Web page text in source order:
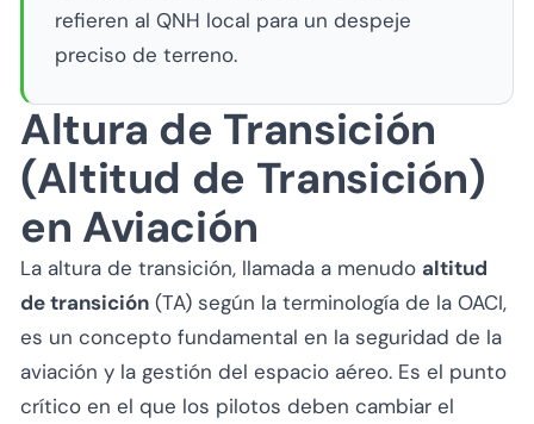
refieren al QNH local para un despeje
preciso de terreno.
Altura de Transición
(Altitud de Transición)
en Aviación
La altura de transición, llamada a menudo altitud
de transición (TA) según la terminología de la OACI,
es un concepto fundamental en la seguridad de la
aviación y la gestión del espacio aéreo. Es el punto
crítico en el que los pilotos deben cambiar el